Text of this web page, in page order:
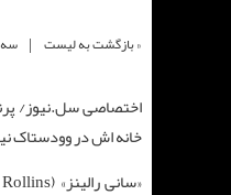
« بازگشت به لیست | ﺳﻪشنبه 5
خانه اش در وودستاک